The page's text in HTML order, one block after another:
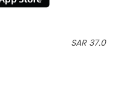
37.0 SAR